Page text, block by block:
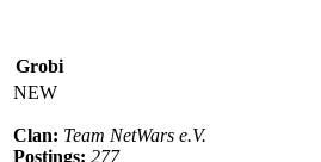
Grobi
NEW
Clan: Team NetWars e.V.
Postings: 277